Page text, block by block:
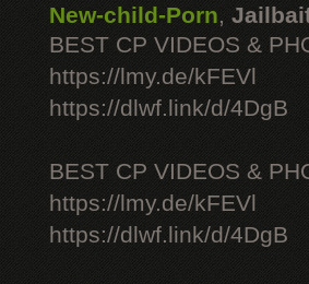
New-child-Porn,
BEST CP VIDEOS &
https://lmy.de/kFEVl
https://dlwf.link/d/4DgB
BEST CP VIDEOS &
https://lmy.de/kFEVl
https://dlwf.link/d/4DgB